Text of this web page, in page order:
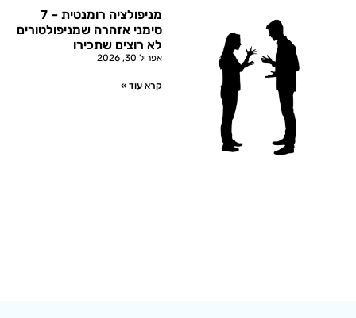
מניפולציה רומנטית – 7
סימני אזהרה שמניפולטורים
לא רוצים שתכירו
אפריל 30, 2026
קרא עוד »